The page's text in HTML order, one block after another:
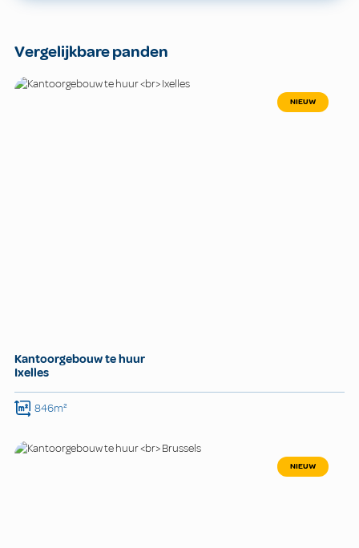
Vergelijkbare panden
NIEUW
Kantoorgebouw te huur
Ixelles
846m²
NIEUW